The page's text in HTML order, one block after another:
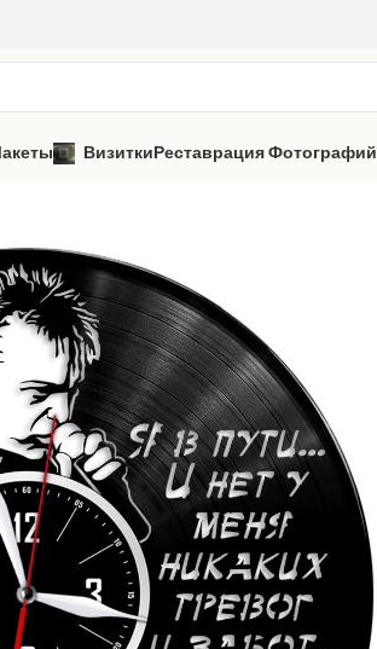
ВизиткиРеставрация Фотографий
Часы из виниловой пластинки «Алиса» 3